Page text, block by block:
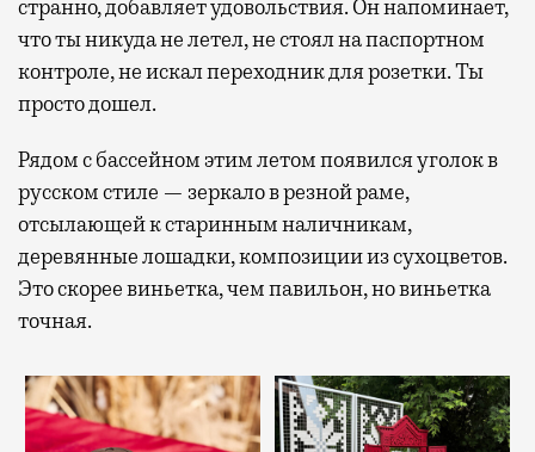
странно, добавляет удовольствия. Он напоминает,
что ты никуда не летел, не стоял на паспортном
контроле, не искал переходник для розетки. Ты
просто дошел.
Рядом с бассейном этим летом появился уголок в
русском стиле — зеркало в резной раме,
отсылающей к старинным наличникам,
деревянные лошадки, композиции из сухоцветов.
Это скорее виньетка, чем павильон, но виньетка
точная.